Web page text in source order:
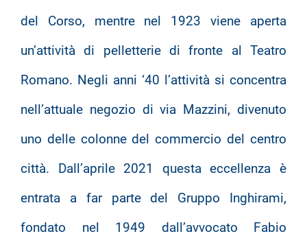
del Corso, mentre nel 1923 viene aperta
un’attività di pelletterie di fronte al Teatro
Romano. Negli anni ‘40 l’attività si concentra
nell’attuale negozio di via Mazzini, divenuto
uno delle colonne del commercio del centro
città. Dall’aprile 2021 questa eccellenza è
entrata a far parte del Gruppo Inghirami,
fondato nel 1949 dall’avvocato Fabio